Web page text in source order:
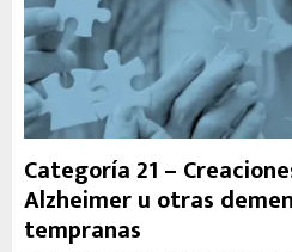
Categoría 21 –
Alzheimer u otras
tempranas